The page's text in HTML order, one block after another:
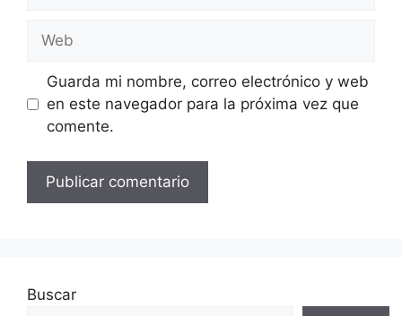
Web
Guarda mi nombre, correo electrónico y web
en este navegador para la próxima vez que
comente.
Buscar